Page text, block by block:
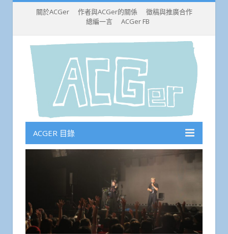
關於ACGer 作者與ACGer的關係
徵稿與推廣合作
總編一言
ACGer FB
ACGER 目錄